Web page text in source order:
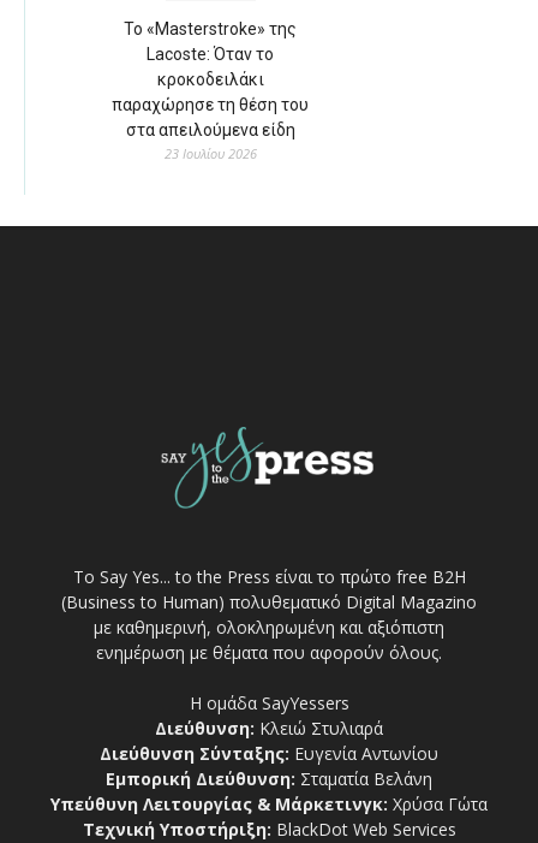
Το «Masterstroke» της
Lacoste: Όταν το
κροκοδειλάκι
παραχώρησε τη θέση του
στα απειλούμενα είδη
23 Ιουλίου 2026
Το Say Yes... to the Press είναι το πρώτο free Β2Η
(Business to Human) πολυθεματικό Digital Magazino
με καθημερινή, ολοκληρωμένη και αξιόπιστη
ενημέρωση με θέματα που αφορούν όλους.
Η ομάδα SayYessers
Διεύθυνση: Κλειώ Στυλιαρά
Διεύθυνση Σύνταξης: Ευγενία Αντωνίου
Εμπορική Διεύθυνση: Σταματία Βελάνη
Υπεύθυνη Λειτουργίας & Μάρκετινγκ: Χρύσα Γώτα
Τεχνική Υποστήριξη: BlackDot Web Services